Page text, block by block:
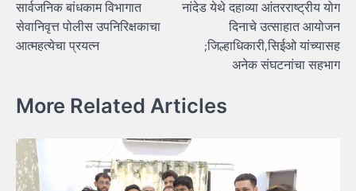
navigation
सार्वजनिक बांधकाम विभागात
सेवानिवृत्त पोलीस उपनिरिक्षकाचा
आत्महत्येचा प्रयत्न
नांदेड येथे दहाव्या आंतरराष्ट्रीय योग
दिनाचे उत्साहात आयोजन
;जिल्हाधिकारी,सिईओ यांच्यासह
अनेक संघटनांचा सहभाग
More Related Articles